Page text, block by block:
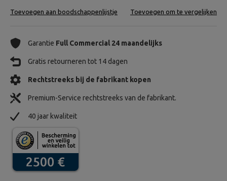
Toevoegen aan boodschappenlijstje Toevoegen om te vergelijken
Garantie Full Commercial 24 maandelijks
Gratis retourneren tot 14 dagen
Rechtstreeks bij de fabrikant kopen
Premium-Service rechtstreeks van de fabrikant.
40 jaar kwaliteit